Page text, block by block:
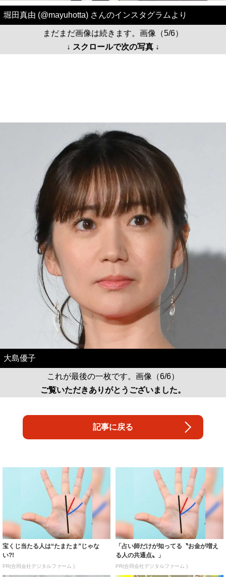
堀田真由 (@mayuhotta) さんのインスタグラムより
まだまだ画像は続きます。画像（5/6）
↓ スクロールで次の写真 ↓
大島優子
これが最後の一枚です。画像（6/6）
ご覧いただきありがとうございました。
記事に戻る
宝くじ当たる人は“たまたま”じゃな
い?!
PR(合同会社デジタルファーム )
「占い師だけが知ってる〝お金が増え
る人の共通点〟」
PR(合同会社デジタルファーム )